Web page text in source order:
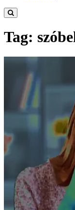
Tag: